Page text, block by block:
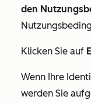
den
Klicken Sie auf
Wenn Ihre
werden Sie